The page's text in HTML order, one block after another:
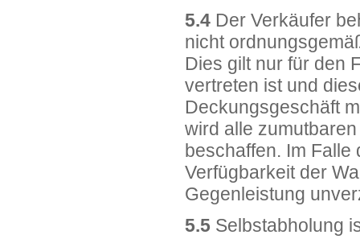
5.4 Der Verkäufer
nicht
Dies gilt nur für den
vertreten ist und
Deckungsgeschäft
wird alle
beschaffen. Im
Verfügbarkeit der
Gegenleistung
5.5 Selbstabholung